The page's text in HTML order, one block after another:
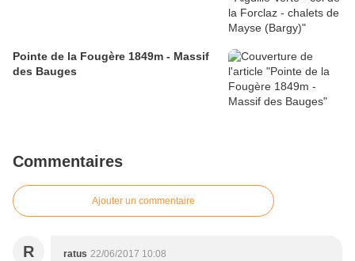
Pointe de la Fougère 1849m - Massif
des Bauges
Commentaires
Ajouter un commentaire
R ratus 22/06/2017 10:08